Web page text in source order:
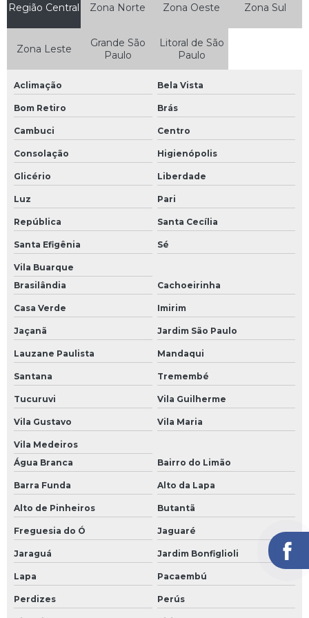
Onde comprar arame recozido no atacado
Preço arame recozido 18
Preço arame recozido kg
Preço de coluna pronta para construção civil
Preço do arame recozido
Preço do arame recozido torcido
Preço kg arame recozido
Sapata para coluna
Sapata para coluna de ferro
Sapata para construção civil
Sapata para construção civil preço
Sapatas para construção preço
Sapatas prontas para construção
Treliça aço
Treliça de ferro 12m preço
Treliça de ferro para coluna
Treliça estrutura metálica
Treliça estrutural
Treliça para coluna de concreto preço
Treliça para construção civil
Treliça para laje
Treliças para construção
Região Central Zona Norte Zona Oeste Zona Sul
Zona Leste
Grande São
Paulo
Litoral de São
Paulo
Aclimação Bela Vista
Bom Retiro Brás
Cambuci Centro
Consolação Higienópolis
Glicério Liberdade
Luz Pari
República Santa Cecília
Santa Efigênia Sé
Vila Buarque
Brasilândia
Cachoeirinha
Casa Verde Imirim
Jaçanã Jardim São Paulo
Lauzane Paulista Mandaqui
Santana Tremembé
Tucuruvi Vila Guilherme
Vila Gustavo Vila Maria
Vila Medeiros
Água Branca
Bairro do Limão
Barra Funda Alto da Lapa
Alto de Pinheiros Butantã
Freguesia do Ó Jaguaré
Jaraguá Jardim Bonfiglioli
Lapa Pacaembú
Perdizes Perús